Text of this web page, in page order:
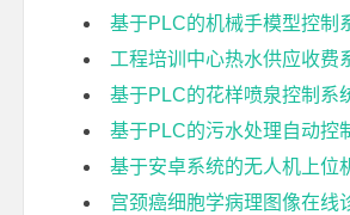
基于PLC的机械手模型控制
工程培训中心热水供应收费
基于PLC的花样喷泉控制系
基于PLC的污水处理自动控制
基于安卓系统的无人机上位
宫颈癌细胞学病理图像在线